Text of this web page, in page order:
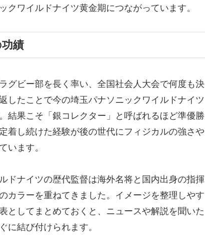
ワイルドナイツ黄金期につながっています。
績
グビー部を長く率い、全国社会人大会で何度も決
したことで今の埼玉パナソニックワイルドナイツ
結果こそ「銀コレクター」と呼ばれるほど準優勝
着し続けた経験が後の世代にフィジカルの強さや
います。
ドナイツの歴代監督は海外名将と国内出身の指揮
カラーを重ねてきました。イメージを整理しやす
としてまとめておくと、ニュースや解説を聞いた
に結び付けられます。